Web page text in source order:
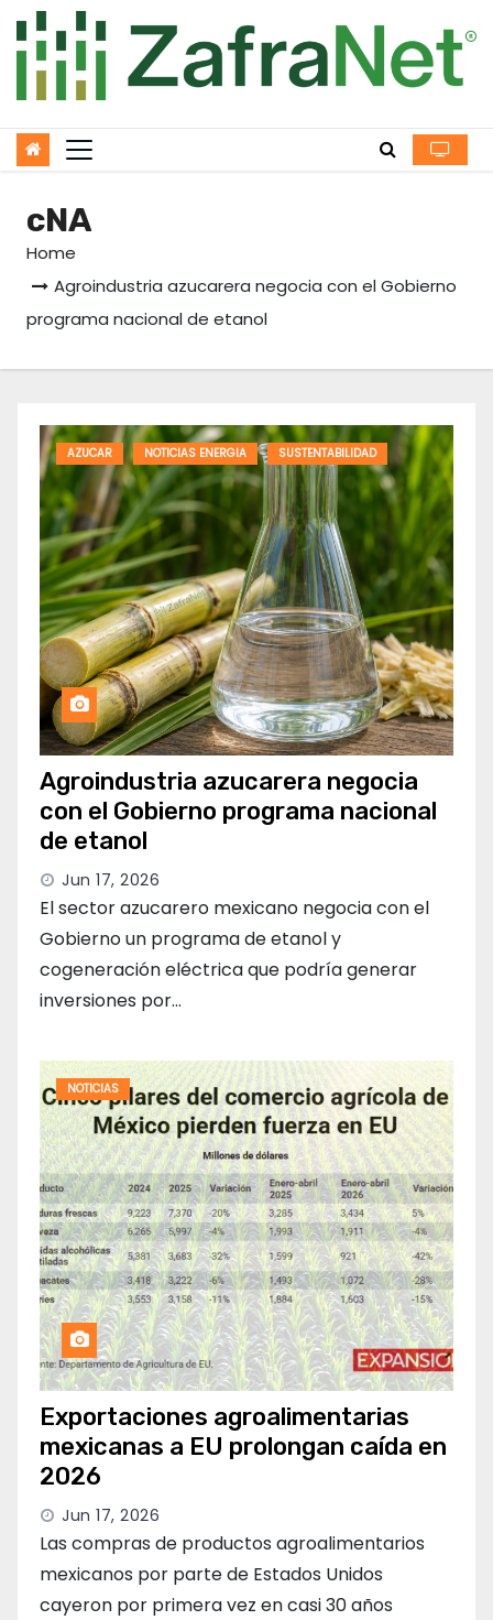
to
content
cNA
Home
Agroindustria azucarera negocia con el Gobierno
programa nacional de etanol
AZUCAR NOTICIAS ENERGIA SUSTENTABILIDAD
Agroindustria azucarera negocia
con el Gobierno programa nacional
de etanol
Jun 17, 2026
El sector azucarero mexicano negocia con el
Gobierno un programa de etanol y
cogeneración eléctrica que podría generar
inversiones por…
NOTICIAS
Exportaciones agroalimentarias
mexicanas a EU prolongan caída en
2026
Jun 17, 2026
Las compras de productos agroalimentarios
mexicanos por parte de Estados Unidos
cayeron por primera vez en casi 30 años